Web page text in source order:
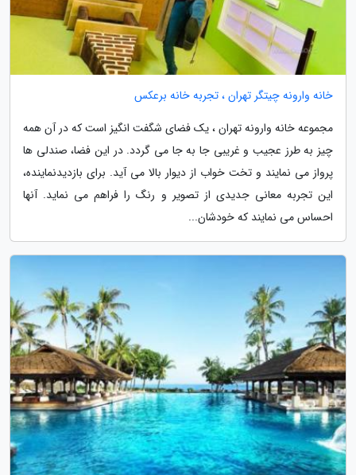
خانه وارونه چیتگر تهران ، تجربه خانه برعکس
مجموعه خانه وارونه تهران ، یک فضای شگفت انگیز است که در آن همه
چیز به طرز عجیب و غریبی جا به جا می گردد. در این فضا، صندلی ها
پرواز می نمایند و تخت خواب از دیوار بالا می آید. برای بازدیدنماینده،
این تجربه معانی جدیدی از تصویر و رنگ را فراهم می نماید. آنها
احساس می نمایند که خودشان...